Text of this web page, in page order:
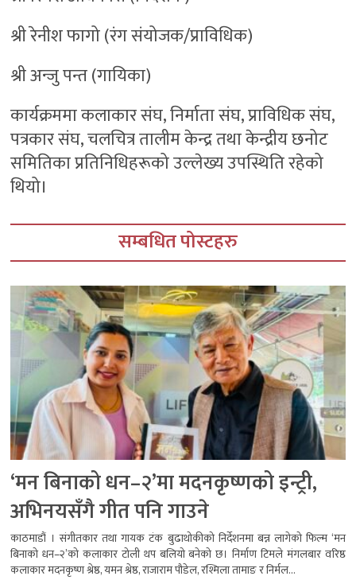
श्री रेनीश फागो (रंग संयोजक/प्राविधिक)
श्री अन्जु पन्त (गायिका)
कार्यक्रममा कलाकार संघ, निर्माता संघ, प्राविधिक संघ,
पत्रकार संघ, चलचित्र तालीम केन्द्र तथा केन्द्रीय छनोट
समितिका प्रतिनिधिहरूको उल्लेख्य उपस्थिति रहेको
थियो।
सम्बधित पोस्टहरु
‘मन बिनाको धन–२’मा मदनकृष्णको इन्ट्री,
अभिनयसँगै गीत पनि गाउने
काठमाडौं । संगीतकार तथा गायक टंक बुढाथोकीको निर्देशनमा बन्न लागेको फिल्म ‘मन
बिनाको धन–२’को कलाकार टोली थप बलियो बनेको छ। निर्माण टिमले मंगलबार वरिष्ठ
कलाकार मदनकृष्ण श्रेष्ठ, यमन श्रेष्ठ, राजाराम पौडेल, रश्मिला तामाङ र निर्मल...